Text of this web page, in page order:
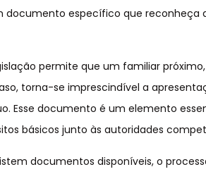
documento específico que reconheça
permite que um familiar
torna-se imprescindível a
Esse documento é um elemento
básicos junto às autoridades
documentos disponíveis, o